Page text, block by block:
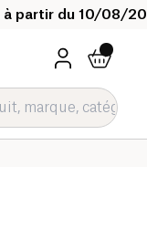
à partir du 10/08/